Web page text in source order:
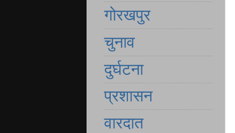
गोरखपुर
चुनाव
दुर्घटना
प्रशासन
वारदात